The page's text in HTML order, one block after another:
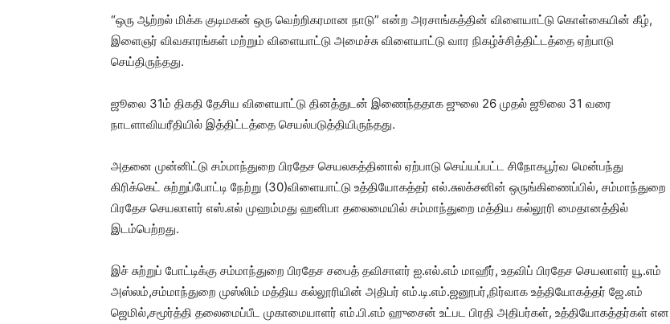
“ஒரு ஆற்றல் மிக்க குடிமகன் ஒரு வெற்றிகரமான நாடு” என்ற அரசாங்கத்தின் விளையாட்டு கொள்கையின் கீழ்,
இளைஞர் விவகாரங்கள் மற்றும் விளையாட்டு அமைச்சு விளையாட்டு வார நிகழ்ச்சித்திட்டத்தை ஏற்பாடு
செய்திருந்தது.
ஜூலை 31ம் திகதி தேசிய விளையாட்டு தினத்துடன் இணைந்ததாக ஜுலை 26 முதல் ஜூலை 31 வரை
நாடளாவியரீதியில் இத்திட்டத்தை செயல்படுத்தியிருந்தது.
அதனை முன்னிட்டு சம்மாந்துறை பிரதேச செயலகத்தினால் ஏற்பாடு செய்யப்பட்ட சிநோகபூர்வ மென்பந்து
கிரிக்கெட் சுற்றுப்போட்டி நேற்று (30)விளையாட்டு உத்தியோகத்தர் எல்.சுலக்சனின் ஒருங்கிணைப்பில், சம்மாந்துறை
பிரதேச செயலாளர் எஸ்.எல் முஹம்மது ஹனிபா தலைமையில் சம்மாந்துறை மத்திய கல்லூரி மைதானத்தில்
இடம்பெற்றது.
இச் சுற்றுப் போட்டிக்கு சம்மாந்துறை பிரதேச சபைத் தவிசாளர் ஐ.எல்.எம் மாஹீர், உதவிப் பிரதேச செயலாளர் யூ.எம்
அஸ்லம்,சம்மாந்துறை முஸ்லிம் மத்திய கல்லூரியின் அதிபர் எம்.டி.எம்.ஜனூபர்,நிர்வாக உத்தியோகத்தர் ஜே.எம்
ஜெமில்,சமூர்த்தி தலைமைப்பீட முகாமையாளர் எம்.பி.எம் ஹுசைன் உட்பட பிரதி அதிபர்கள், உத்தியோகத்தர்கள் என